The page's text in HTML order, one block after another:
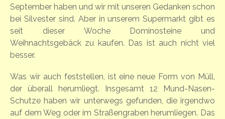
September haben und wir mit unseren Gedanken schon
bei Silvester sind. Aber in unserem Supermarkt gibt es
seit dieser Woche Dominosteine und
Weihnachtsgebäck zu kaufen. Das ist auch nicht viel
besser.
Was wir auch feststellen, ist eine neue Form von Müll,
der überall herumliegt. Insgesamt 12 Mund-Nasen-
Schutze haben wir unterwegs gefunden, die irgendwo
auf dem Weg oder im Straßengraben herumliegen. Das